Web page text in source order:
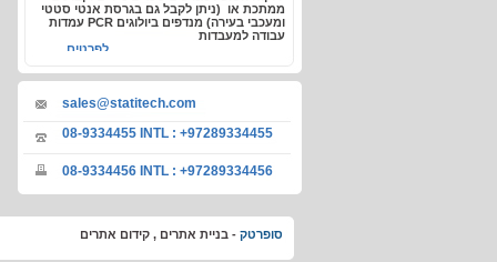
ומעכבי בעירה) מנדפים ביולוגים PCR עמדות
עבודה למעבדות
לפרטים...
sales@statitech.com
08-9334455 INTL : +97289334455
08-9334456 INTL : +97289334456
סופרטק - בניית אתרים , קידום אתרים